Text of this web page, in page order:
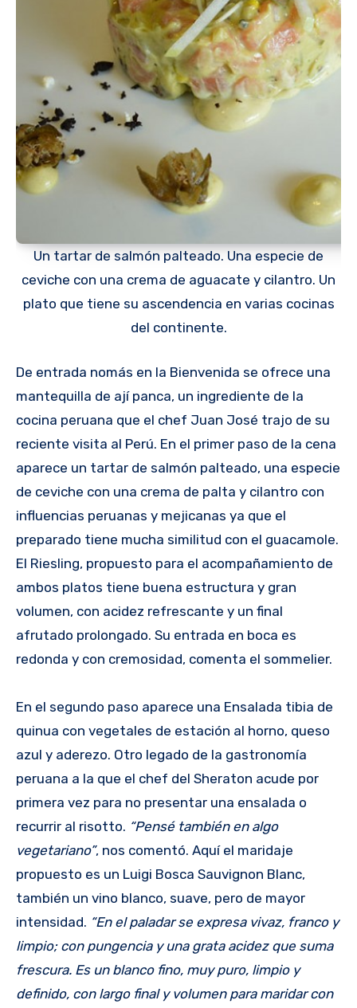
Un tartar de salmón palteado. Una especie de
ceviche con una crema de aguacate y cilantro. Un
plato que tiene su ascendencia en varias cocinas
del continente.
De entrada nomás en la Bienvenida se ofrece una
mantequilla de ají panca, un ingrediente de la
cocina peruana que el chef Juan José trajo de su
reciente visita al Perú. En el primer paso de la cena
aparece un tartar de salmón palteado, una especie
de ceviche con una crema de palta y cilantro con
influencias peruanas y mejicanas ya que el
preparado tiene mucha similitud con el guacamole.
El Riesling, propuesto para el acompañamiento de
ambos platos tiene buena estructura y gran
volumen, con acidez refrescante y un final
afrutado prolongado. Su entrada en boca es
redonda y con cremosidad, comenta el sommelier.
En el segundo paso aparece una Ensalada tibia de
quinua con vegetales de estación al horno, queso
azul y aderezo. Otro legado de la gastronomía
peruana a la que el chef del Sheraton acude por
primera vez para no presentar una ensalada o
recurrir al risotto. “Pensé también en algo
vegetariano”, nos comentó. Aquí el maridaje
propuesto es un Luigi Bosca Sauvignon Blanc,
también un vino blanco, suave, pero de mayor
intensidad. “En el paladar se expresa vivaz, franco y
limpio; con pungencia y una grata acidez que suma
frescura. Es un blanco fino, muy puro, limpio y
definido, con largo final y volumen para maridar con